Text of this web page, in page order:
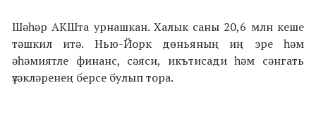
Шәһәр АКШта урнашкан. Халык саны 20,6 млн кеше
тәшкил итә. Нью-Йорк дөньяның иң эре һәм
әһәмиятле финанс, сәяси, икътисади һәм сәнгать
үзәкләренең берсе булып тора.